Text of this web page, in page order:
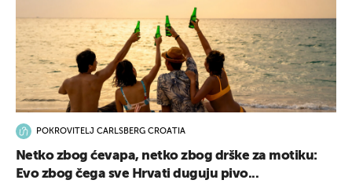
POKROVITELJ CARLSBERG CROATIA
Netko zbog ćevapa, netko zbog drške za motiku:
Evo zbog čega sve Hrvati duguju pivo...